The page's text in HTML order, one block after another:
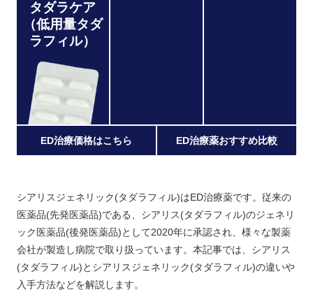
タダラケア
（低用量タダ
ラフィル）
ED治療価格はこちら ED治療薬おすすめ比較
シアリスジェネリック(タダラフィル)はED治療薬です。従来の
医薬品(先発医薬品)である、シアリス(タダラフィル)のジェネリ
ック医薬品(後発医薬品)として2020年に承認され、様々な製薬
会社が製造し病院で取り扱っています。本記事では、シアリス
(タダラフィル)とシアリスジェネリック(タダラフィル)の違いや
入手方法などを解説します。